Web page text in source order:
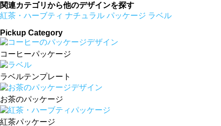
関連カテゴリから他のデザインを探す
紅茶・ハーブティ ナチュラル パッケージ ラベル
Pickup Category
コーヒーパッケージ
ラベルテンプレート
お茶のパッケージ
紅茶パッケージ